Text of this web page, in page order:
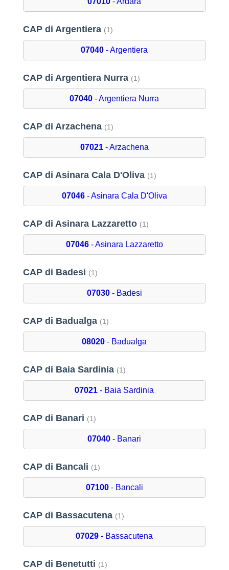
CAP di Argentiera (1)
07040 - Argentiera
CAP di Argentiera Nurra (1)
07040 - Argentiera Nurra
CAP di Arzachena (1)
07021- Arzachena
CAP di Asinara Cala D'Oliva (1)
07046- Asinara Cala D'Oliva
CAP di Asinara Lazzaretto (1)
07046- Asinara Lazzaretto
CAP di Badesi (1)
07030- Badesi
CAP di Badualga (1)
08020 - Badualga
CAP di Baia Sardinia (1)
07021 - Baia Sardinia
CAP di Banari (1)
07040 - Banari
CAP di Bancali (1)
07100- Bancali
CAP di Bassacutena (1)
07029 - Bassacutena
CAP di Benetutti (1)